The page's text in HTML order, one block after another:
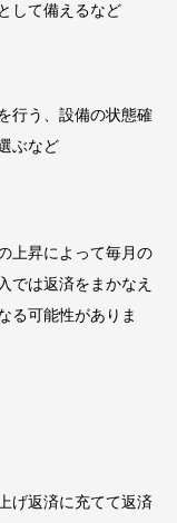
して備えるなど
行う、設備の状態確
ぶなど
上昇によって毎月の
では返済をまかなえ
る可能性がありま
げ返済に充てて返済